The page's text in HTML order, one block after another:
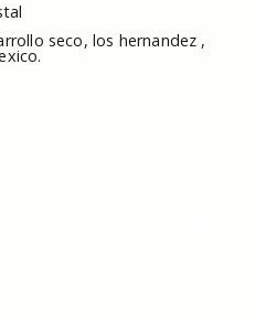
seco, los hernandez ,